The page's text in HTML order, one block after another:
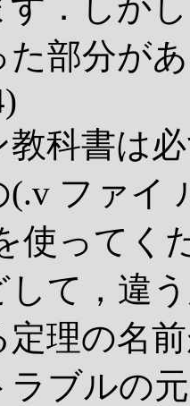
た部分が
教科書は
(.v ファイ
使ってく
して，違
理の名
ラブルの